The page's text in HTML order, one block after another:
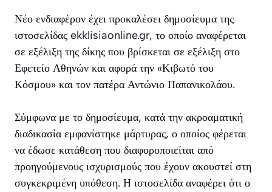
Νέο ενδιαφέρον έχει προκαλέσει δημοσίευμα της
ιστοσελίδας ekklisiaonline.gr, το οποίο αναφέρεται
σε εξέλιξη της δίκης που βρίσκεται σε εξέλιξη στο
Εφετείο Αθηνών και αφορά την «Κιβωτό του
Κόσμου» και τον πατέρα Αντώνιο Παπανικολάου.
Σύμφωνα με το δημοσίευμα, κατά την ακροαματική
διαδικασία εμφανίστηκε μάρτυρας, ο οποίος φέρεται
να έδωσε κατάθεση που διαφοροποιείται από
προηγούμενους ισχυρισμούς που έχουν ακουστεί στη
συγκεκριμένη υπόθεση. Η ιστοσελίδα αναφέρει ότι ο